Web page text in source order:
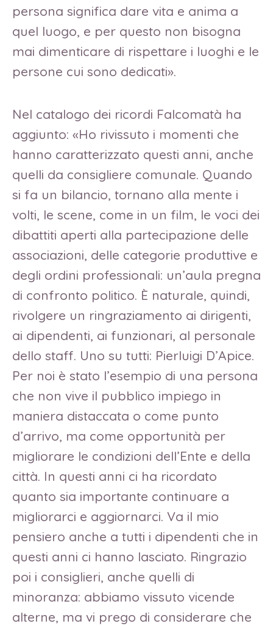
persona significa dare vita e anima a
quel luogo, e per questo non bisogna
mai dimenticare di rispettare i luoghi e le
persone cui sono dedicati».
Nel catalogo dei ricordi Falcomatà ha
aggiunto: «Ho rivissuto i momenti che
hanno caratterizzato questi anni, anche
quelli da consigliere comunale. Quando
si fa un bilancio, tornano alla mente i
volti, le scene, come in un film, le voci dei
dibattiti aperti alla partecipazione delle
associazioni, delle categorie produttive e
degli ordini professionali: un’aula pregna
di confronto politico. È naturale, quindi,
rivolgere un ringraziamento ai dirigenti,
ai dipendenti, ai funzionari, al personale
dello staff. Uno su tutti: Pierluigi D’Apice.
Per noi è stato l’esempio di una persona
che non vive il pubblico impiego in
maniera distaccata o come punto
d’arrivo, ma come opportunità per
migliorare le condizioni dell’Ente e della
città. In questi anni ci ha ricordato
quanto sia importante continuare a
migliorarci e aggiornarci. Va il mio
pensiero anche a tutti i dipendenti che in
questi anni ci hanno lasciato. Ringrazio
poi i consiglieri, anche quelli di
minoranza: abbiamo vissuto vicende
alterne, ma vi prego di considerare che